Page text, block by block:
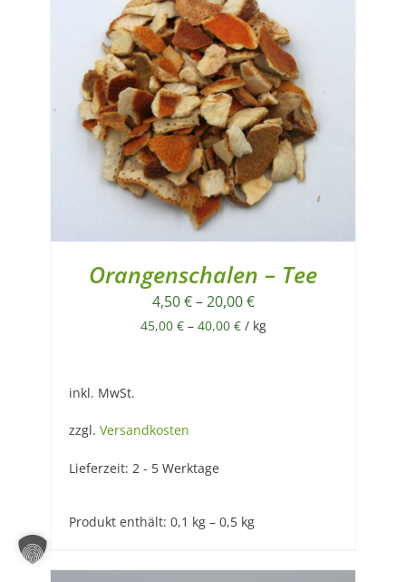
Orangenschalen – Tee
4,50€–20,00€
45,00 €– 40,00 €/ kg
inkl. MwSt.
zzgl. Versandkosten
Lieferzeit: 2 - 5 Werktage
Produkt enthält: 0,1 kg – 0,5 kg